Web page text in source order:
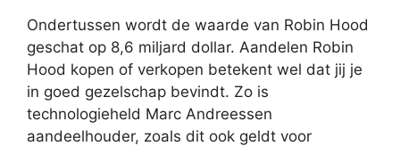
Ondertussen wordt de waarde van Robin Hood
geschat op 8,6 miljard dollar. Aandelen Robin
Hood kopen of verkopen betekent wel dat jij je
in goed gezelschap bevindt. Zo is
technologieheld Marc Andreessen
aandeelhouder, zoals dit ook geldt voor